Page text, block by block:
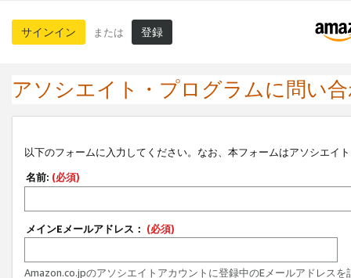
サインイン または 登録
アソシエイト・プログラムに問い
以下のフォームに入力してください。なお、本フォームはアソシエイ
名前: (必須)
メインEメールアドレス： (必須)
Amazon.co.jpのアソシエイトアカウントに登録中のEメールアドレスを